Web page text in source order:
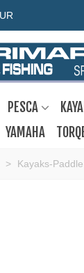
PESCA
YAMAHA
> Kayaks-Paddle